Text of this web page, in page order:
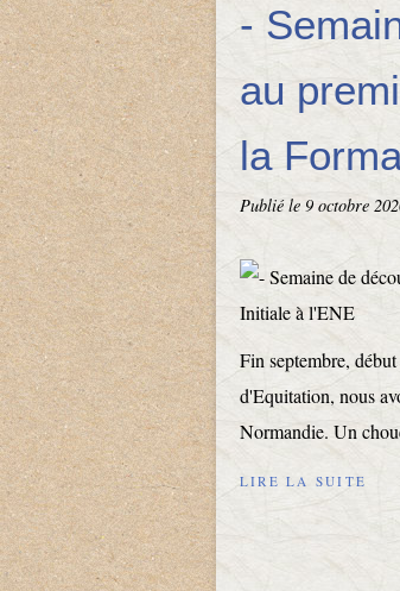
-
au
la
Publié le 9 octobre
Fin septembre,
d'Equitation, nous
Normandie. Un
LIRE LA SUITE